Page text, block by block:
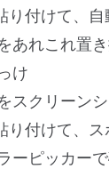
り付けて、
あれこれ置き
け
スクリーンシ
り付けて、
ーピッカーで